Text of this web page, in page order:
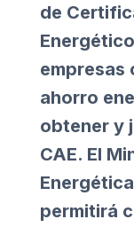
de
empresas
ahorro
obtener y
CAE. El
permitirá